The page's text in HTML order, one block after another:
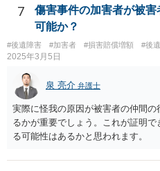
れることも多いため、その交渉の
考えられるかと思われます。
7
傷害事件の加害者が被
可能か？
#後遺障害 #加害者 #損害賠償増額 #後
2025年3月5日
泉 亮介 弁護士
実際に怪我の原因が被害者の仲間
るかが重要でしょう。これが証明
る可能性はあるかと思われます。